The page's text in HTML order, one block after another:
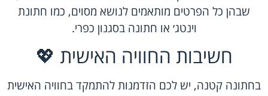
שבהן כל הפרטים מותאמים לנושא מסוים, כמו חתונת
וינטג׳ או חתונה בסגנון כפרי.
חשיבות החוויה האישית 💖
בחתונה קטנה, יש לכם הזדמנות להתמקד בחוויה האישית